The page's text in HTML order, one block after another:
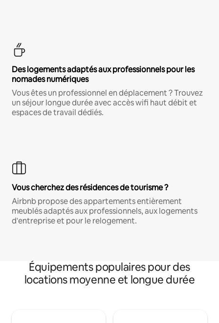
Des logements adaptés aux professionnels pour les
nomades numériques
Vous êtes un professionnel en déplacement ? Trouvez
un séjour longue durée avec accès wifi haut débit et
espaces de travail dédiés.
Vous cherchez des résidences de tourisme ?
Airbnb propose des appartements entièrement
meublés adaptés aux professionnels, aux logements
d'entreprise et pour le relogement.
Équipements populaires pour des
locations moyenne et longue durée